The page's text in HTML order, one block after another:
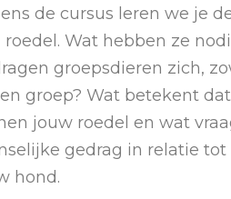
de cursus leren we je
roedel. Wat hebben ze
groepsdieren zich,
groep? Wat betekent
jouw roedel en wat
gedrag in relatie
hond.